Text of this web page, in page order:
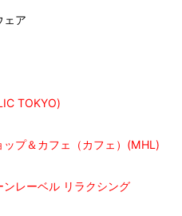
ェア
TOKYO)
プ＆カフェ（カフェ）(MHL)
レーベル リラクシング